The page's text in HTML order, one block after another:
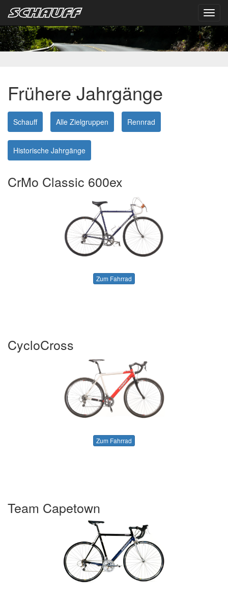
Frühere Jahrgänge
Schauff Alle Zielgruppen Rennrad
Historische Jahrgänge
CrMo Classic 600ex
Zum Fahrrad
CycloCross
Zum Fahrrad
Team Capetown